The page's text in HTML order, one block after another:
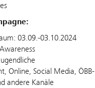
03.09.-03.10.2024
Online, Social Media, ÖBB-
andere Kanäle